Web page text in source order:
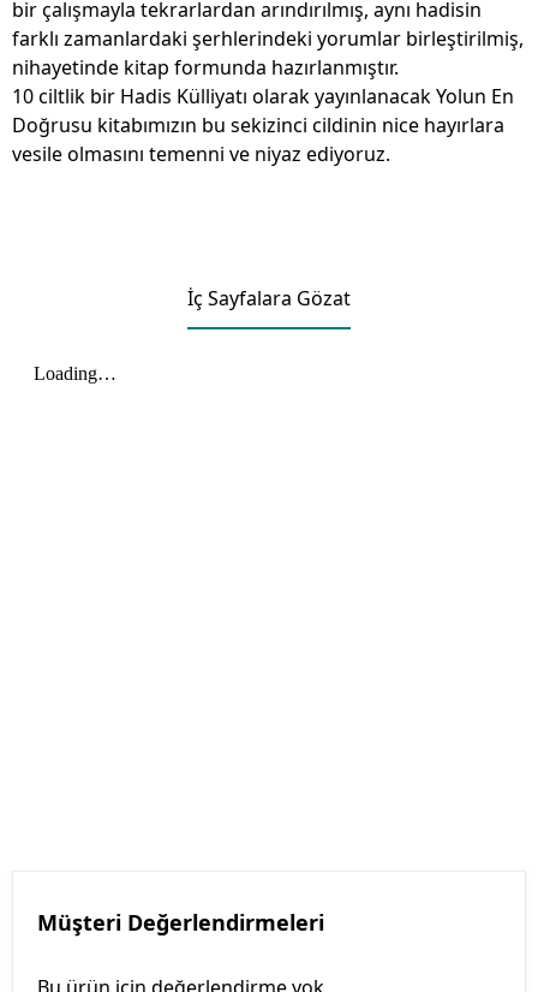
bir çalışmayla tekrarlardan arındırılmış, aynı hadisin
farklı zamanlardaki şerhlerindeki yorumlar birleştirilmiş,
nihayetinde kitap formunda hazırlanmıştır.
10 ciltlik bir Hadis Külliyatı olarak yayınlanacak Yolun En
Doğrusu kitabımızın bu sekizinci cildinin nice hayırlara
vesile olmasını temenni ve niyaz ediyoruz.
İç Sayfalara Gözat
Müşteri Değerlendirmeleri